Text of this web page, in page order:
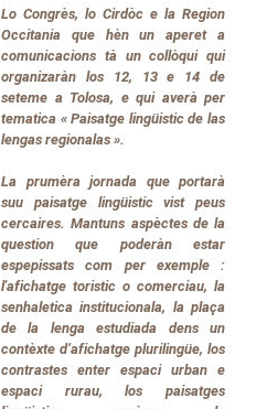
Lo Congrès, lo Cirdòc e la Region
Occitania que hèn un aperet a
comunicacions tà un collòqui qui
organizaràn los 12, 13 e 14 de
seteme a Tolosa, e qui averà per
tematica « Paisatge lingüistic de las
lengas regionalas ».
La prumèra jornada que portarà
suu paisatge lingüistic vist peus
cercaires. Mantuns aspèctes de la
question que poderàn estar
espepissats com per exemple :
l'afichatge toristic o comerciau, la
senhaletica institucionala, la plaça
de la lenga estudiada dens un
contèxte d’afichatge plurilingüe, los
contrastes enter espaci urban e
espaci rurau, los paisatges